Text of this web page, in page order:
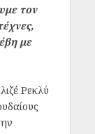
τον
με
Ρεκλύ